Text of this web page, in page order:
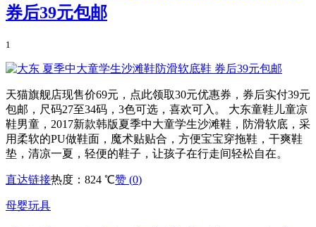
券后39元包邮
1
天猫旗舰店现售价69元，点此领取30元优惠券，券后实付39元
包邮，尺码27至34码，3色可选，喜欢可入。 大东童鞋儿童凉
鞋男童，2017新款韩版夏季中大童学生沙滩鞋，防滑软底，采
用柔软的PU做鞋面，魔术贴贴合，方便宝宝穿拖鞋，干爽鞋
垫，清凉一夏，轻便的鞋子，让孩子在行走间轻松自在。
直达链接热度：824 ℃赞 (0)
母婴玩具